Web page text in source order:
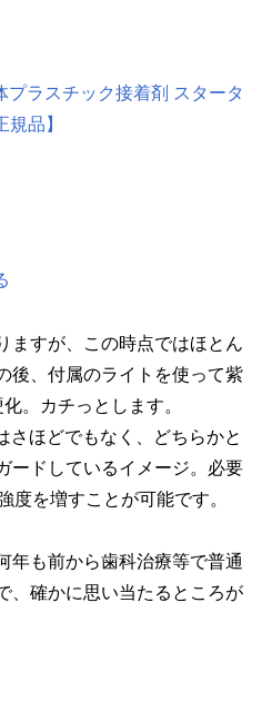
プラスチック接着剤 スタータ
品】
ますが、この時点ではほとん
後、付属のライトを使って紫
。カチっとします。
さほどでもなく、どちらかと
ードしているイメージ。必要
度を増すことが可能です。
年も前から歯科治療等で普通
、確かに思い当たるところが